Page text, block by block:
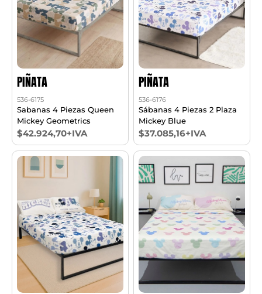
PIÑATA
536-6175
Sabanas 4 Piezas Queen
Mickey Geometrics
$42.924,70+IVA
PIÑATA
536-6176
Sábanas 4 Piezas 2 Plaza
Mickey Blue
$37.085,16+IVA